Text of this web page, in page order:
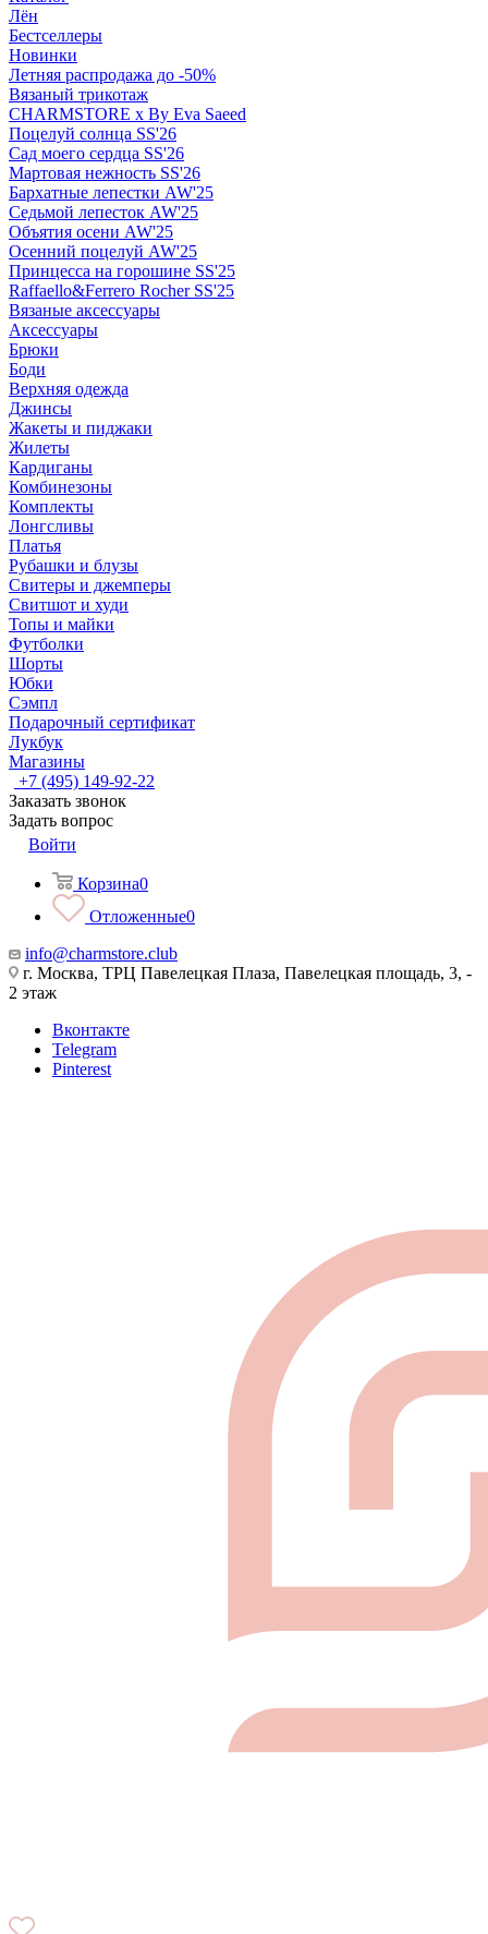
Лён
Бестселлеры
Новинки
Летняя распродажа до -50%
Вязаный трикотаж
CHARMSTORE х By Eva Saeed
Поцелуй солнца SS'26
Сад моего сердца SS'26
Мартовая нежность SS'26
Бархатные лепестки AW'25
Седьмой лепесток AW'25
Объятия осени AW'25
Осенний поцелуй AW'25
Принцесса на горошине SS'25
Raffaello&Ferrero Rocher SS'25
Вязаные аксессуары
Аксессуары
Брюки
Боди
Верхняя одежда
Джинсы
Жакеты и пиджаки
Жилеты
Кардиганы
Комбинезоны
Комплекты
Лонгсливы
Платья
Рубашки и блузы
Свитеры и джемперы
Свитшот и худи
Топы и майки
Футболки
Шорты
Юбки
Сэмпл
Подарочный сертификат
Лукбук
Магазины
+7 (495) 149-92-22
Заказать звонок
Задать вопрос
Войти
Корзина0
Отложенные0
info@charmstore.club
г. Москва, ТРЦ Павелецкая Плаза, Павелецкая площадь, 3, -
2 этаж
Вконтакте
Telegram
Pinterest